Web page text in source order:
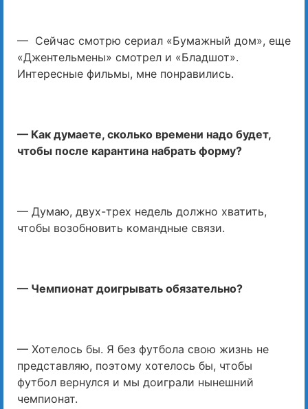
— Сейчас смотрю сериал «Бумажный дом», еще
«Джентельмены» смотрел и «Бладшот».
Интересные фильмы, мне понравились.
— Как думаете, сколько времени надо будет,
чтобы после карантина набрать форму?
— Думаю, двух-трех недель должно хватить,
чтобы возобновить командные связи.
— Чемпионат доигрывать обязательно?
— Хотелось бы. Я без футбола свою жизнь не
представляю, поэтому хотелось бы, чтобы
футбол вернулся и мы доиграли нынешний
чемпионат.